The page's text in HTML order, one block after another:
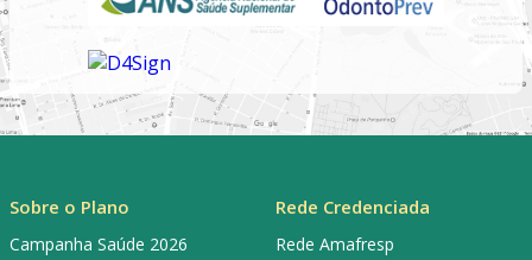
Sobre o Plano
Campanha Saúde 2026
Rede Credenciada
Rede Amafresp